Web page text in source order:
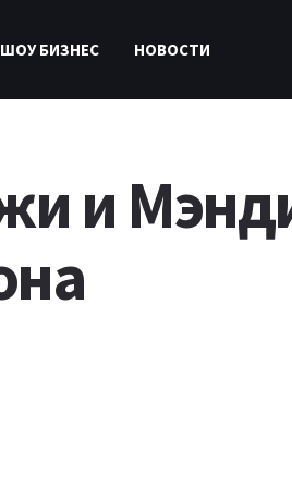
ШОУ БИЗНЕС НОВОСТИ
и